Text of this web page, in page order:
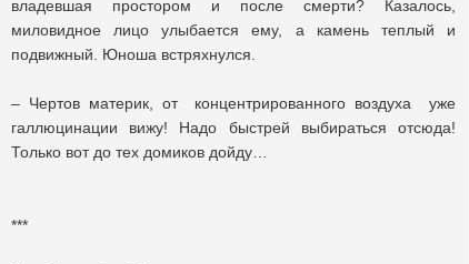
владевшая простором и после смерти? Казалось,
миловидное лицо улыбается ему, а камень теплый и
подвижный. Юноша встряхнулся.
– Чертов материк, от концентрированного воздуха уже
галлюцинации вижу! Надо быстрей выбираться отсюда!
Только вот до тех домиков дойду…
***